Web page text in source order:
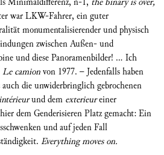
war LKW-Fahrer, ein guter
monumentalisierender und physisch
zwischen Außen- und
und diese Panoramenbilder! ... Ich
Le camionvon 1977. – Jedenfalls haben
die unwiderbringlich gebrochenen
und dem exterieureiner
dem Genderisieren Platz gemacht: Ein
und auf jeden Fall
Everything moves on.